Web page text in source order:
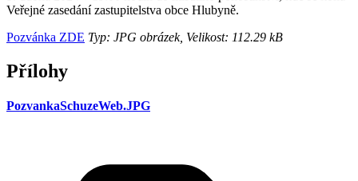
Veřejné zasedání zastupitelstva obce Hlubyně.
Pozvánka ZDE Typ: JPG obrázek, Velikost: 112.29 kB
Přílohy
PozvankaSchuzeWeb.JPG